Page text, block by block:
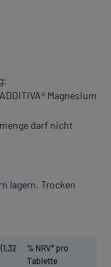
Magnesium
darf nicht
lagern. Trocken
% NRV* pro
Tablette